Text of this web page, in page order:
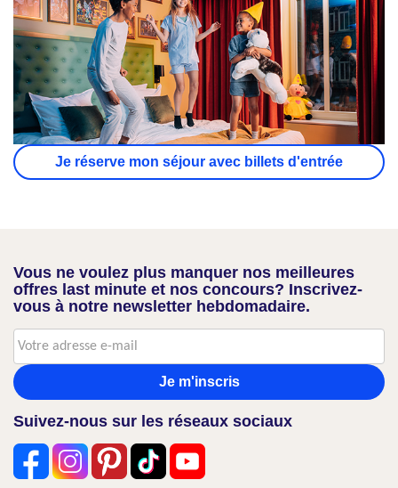
Je réserve mon séjour avec billets d'entrée
Vous ne voulez plus manquer nos meilleures
offres last minute et nos concours? Inscrivez-
vous à notre newsletter hebdomadaire.
Je m'inscris
Suivez-nous sur les réseaux sociaux